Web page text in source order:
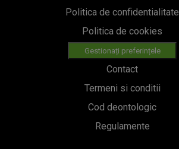
Politica de confidentialitate
Politica de cookies
Gestionați preferințele
Contact
Termeni si conditii
Cod deontologic
Regulamente